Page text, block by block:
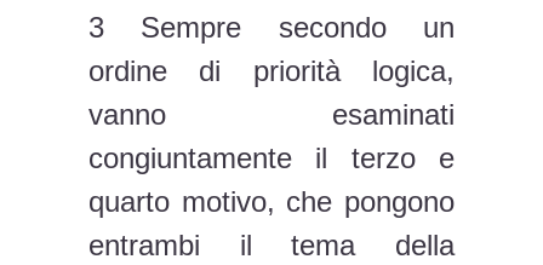
3 Sempre secondo un
ordine di priorità logica,
vanno esaminati
congiuntamente il terzo e
quarto motivo, che pongono
entrambi il tema della